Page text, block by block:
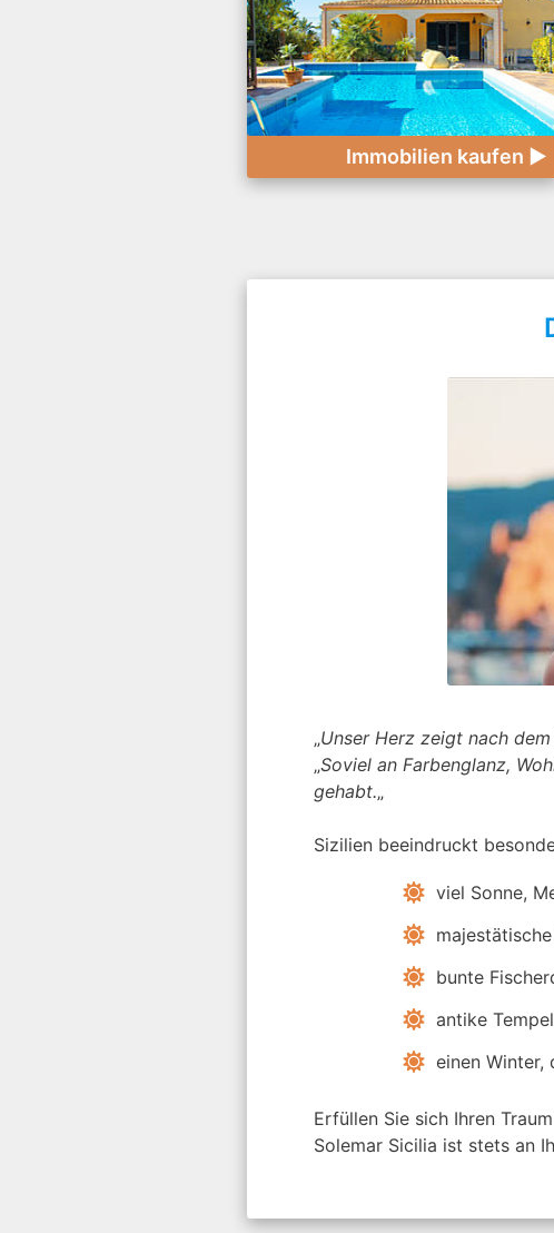
Immobilien kaufen ►
„Unser Herz zeigt nach dem
„Soviel an Farbenglanz,
gehabt.„
Sizilien beeindruckt
viel Sonne,
bunte
antike
einen Winter,
Erfüllen Sie sich Ihren
Solemar Sicilia ist stets an